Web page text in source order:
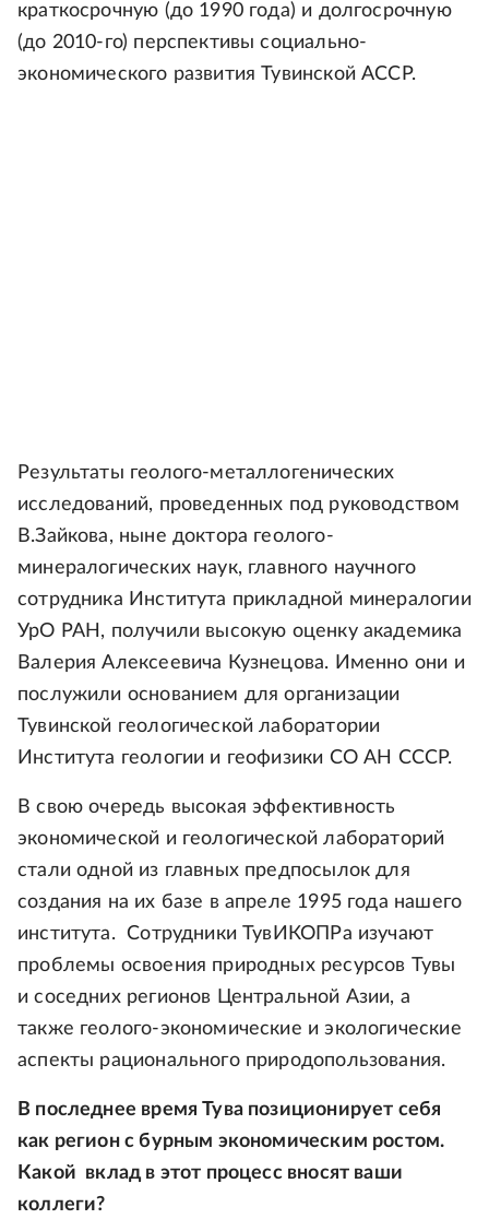
краткосрочную (до 1990 года) и долгосрочную
(до 2010-го) перспективы социально-
экономического развития Тувинской АССР.
Результаты геолого-металлогенических
исследований, проведенных под руководством
В.Зайкова, ныне доктора геолого-
минералогических наук, главного научного
сотрудника Института прикладной минералогии
УрО РАН, получили высокую оценку академика
Валерия Алексеевича Кузнецова. Именно они и
послужили основанием для организации
Тувинской геологической лаборатории
Института геологии и геофизики СО АН СССР.
В свою очередь высокая эффективность
экономической и геологической лабораторий
стали одной из главных предпосылок для
создания на их базе в апреле 1995 года нашего
института. Сотрудники ТувИКОПРа изучают
проблемы освоения природных ресурсов Тувы
и соседних регионов Центральной Азии, а
также геолого-экономические и экологические
аспекты рационального природопользования.
В последнее время Тува позиционирует себя
как регион с бурным экономическим ростом.
Какой вклад в этот процесс вносят ваши
коллеги?